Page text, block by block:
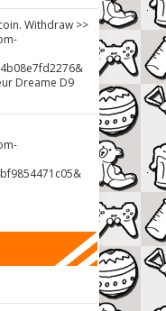
Withdraw >>
Dreame D9